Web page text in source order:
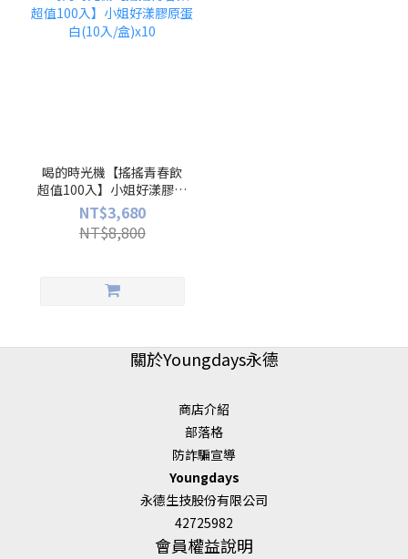
喝的時光機【搖搖青春飲
超值100入】小姐好漾膠原
蛋白(10入/盒)x10
NT$3,680
NT$8,800
關於Youngdays永德
商店介紹
部落格
防詐騙宣導
Youngdays
永德生技股份有限公司
42725982
會員權益說明